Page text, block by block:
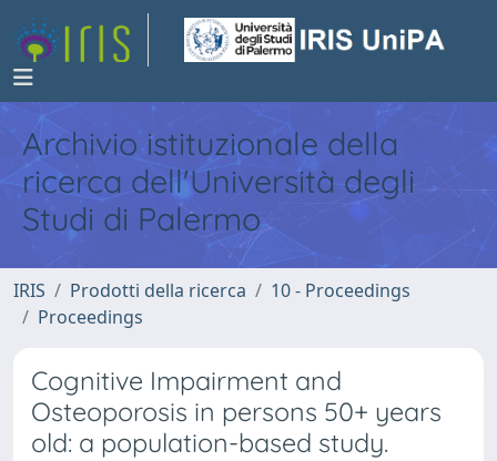
Archivio istituzionale della
ricerca dell'Università degli
Studi di Palermo
IRIS Prodotti della ricerca
10 - Proceedings
Proceedings
Cognitive Impairment and
Osteoporosis in persons 50+ years
old: a population-based study.